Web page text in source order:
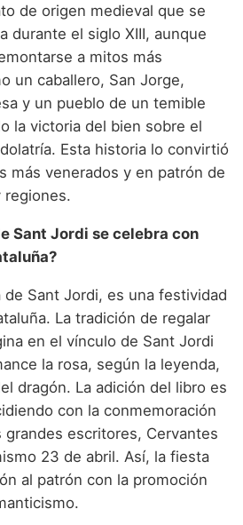
de origen medieval que se
durante el siglo XIII, aunque
a mitos más
un caballero, San Jorge,
y un pueblo de un temible
la victoria del bien sobre el
Esta historia lo convirtió
más venerados y en patrón de
regiones.
Sant Jordi se celebra con
de Sant Jordi, es una festividad
La tradición de regalar
en el vínculo de Sant Jordi
la rosa, según la leyenda,
dragón. La adición del libro es
con la conmemoración
escritores, Cervantes
23 de abril. Así, la fiesta
al patrón con la promoción